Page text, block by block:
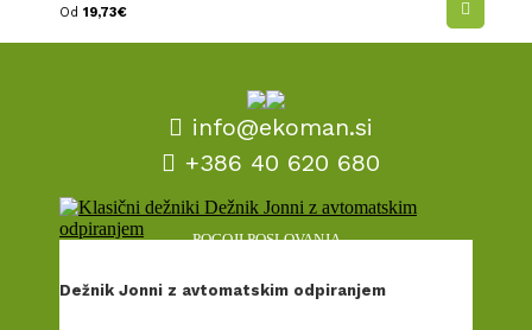
Od 19,73€
Dežnik Jonni z avtomatskim odpiranjem
info@ekoman.si
+386 40 620 680
POGOJI POSLOVANJA